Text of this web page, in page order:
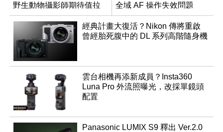
野生動物攝影師期待值拉
滿
全域 AF 操作失效問題
經典計畫大復活？Nikon 傳將重啟
曾經胎死腹中的 DL 系列高階隨身機
雲台相機再添新成員？Insta360
Luna Pro 外流照曝光，改採單鏡頭
配置
Panasonic LUMIX S9 釋出 Ver.2.0